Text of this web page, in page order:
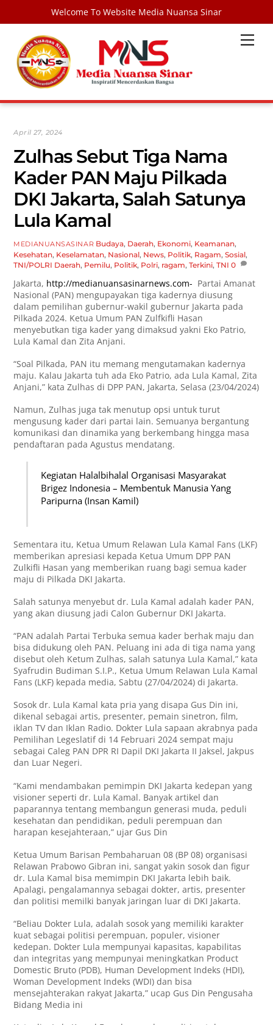
Welcome To Website Media Nuansa Sinar
content
April 27, 2024
Zulhas Sebut Tiga Nama
Kader PAN Maju Pilkada
DKI Jakarta, Salah Satunya
Lula Kamal
MEDIANUANSASINAR Budaya, Daerah, Ekonomi, Keamanan,
Kesehatan, Keselamatan, Nasional, News, Politik, Ragam,Sosial,
TNI/POLRI Daerah, Pemilu, Politik, Polri, ragam,Terkini,TNI 0
Jakarta, http://medianuansasinarnews.com- Partai Amanat
Nasional (PAN) mengupayakan tiga kadernya diusung
dalam pemilihan gubernur-wakil gubernur Jakarta pada
Pilkada 2024. Ketua Umum PAN Zulfkifli Hasan
menyebutkan tiga kader yang dimaksud yakni Eko Patrio,
Lula Kamal dan Zita Anjani.
“Soal Pilkada, PAN itu memang mengutamakan kadernya
maju. Kalau Jakarta tuh ada Eko Patrio, ada Lula Kamal, Zita
Anjani,” kata Zulhas di DPP PAN, Jakarta, Selasa (23/04/2024)
Namun, Zulhas juga tak menutup opsi untuk turut
mengusung kader dari partai lain. Semuanya bergantung
komunikasi dan dinamika yang berkembang hingga masa
pendaftaran pada Agustus mendatang.
Kegiatan Halalbihalal Organisasi Masyarakat
Brigez Indonesia – Membentuk Manusia Yang
Paripurna (Insan Kamil)
Sementara itu, Ketua Umum Relawan Lula Kamal Fans (LKF)
memberikan apresiasi kepada Ketua Umum DPP PAN
Zulkifli Hasan yang memberikan ruang bagi semua kader
maju di Pilkada DKI Jakarta.
Salah satunya menyebut dr. Lula Kamal adalah kader PAN,
yang akan diusung jadi Calon Gubernur DKI Jakarta.
“PAN adalah Partai Terbuka semua kader berhak maju dan
bisa didukung oleh PAN. Peluang ini ada di tiga nama yang
disebut oleh Ketum Zulhas, salah satunya Lula Kamal,” kata
Syafrudin Budiman S.I.P., Ketua Umum Relawan Lula Kamal
Fans (LKF) kepada media, Sabtu (27/04/2024) di Jakarta.
Sosok dr. Lula Kamal kata pria yang disapa Gus Din ini,
dikenal sebagai artis, presenter, pemain sinetron, film,
iklan TV dan Iklan Radio. Dokter Lula sapaan akrabnya pada
Pemilihan Legeslatif di 14 Februari 2024 sempat maju
sebagai Caleg PAN DPR RI Dapil DKI Jakarta II Jaksel, Jakpus
dan Luar Negeri.
“Kami mendambakan pemimpin DKI Jakarta kedepan yang
visioner seperti dr. Lula Kamal. Banyak artikel dan
paparannya tentang membangun generasi muda, peduli
kesehatan dan pendidikan, peduli perempuan dan
harapan kesejahteraan,” ujar Gus Din
Ketua Umum Barisan Pembaharuan 08 (BP 08) organisasi
Relawan Prabowo Gibran ini, sangat yakin sosok dan figur
dr. Lula Kamal bisa memimpin DKI Jakarta lebih baik.
Apalagi, pengalamannya sebagai dokter, artis, presenter
dan politisi memilki banyak jaringan luar di DKI Jakarta.
“Beliau Dokter Lula, adalah sosok yang memiliki karakter
kuat sebagai politisi perempuan, populer, visioner
kedepan. Dokter Lula mempunyai kapasitas, kapabilitas
dan integritas yang mempunyai meningkatkan Product
Domestic Bruto (PDB), Human Development Indeks (HDI),
Woman Development Indeks (WDI) dan bisa
mensejahterakan rakyat Jakarta,” ucap Gus Din Pengusaha
Bidang Media ini